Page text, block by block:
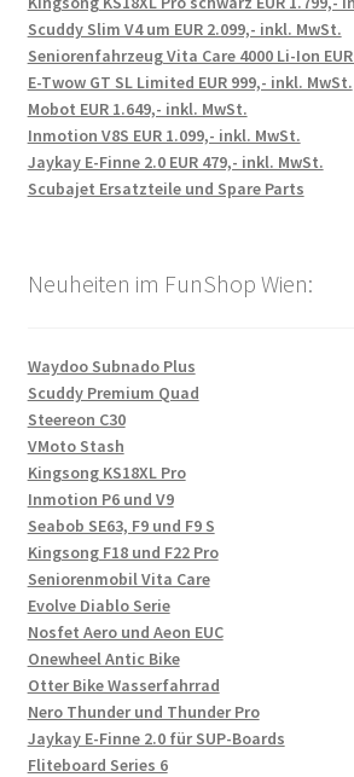
Scuddy Slim V4 um EUR 2.099,- inkl. MwSt.
Seniorenfahrzeug Vita Care 4000 Li-Ion
E-Twow GT SL Limited EUR 999,- inkl. MwSt.
Mobot EUR 1.649,- inkl. MwSt.
Inmotion V8S EUR 1.099,- inkl. MwSt.
Jaykay E-Finne 2.0 EUR 479,- inkl. MwSt.
Scubajet Ersatzteile und Spare Parts
Neuheiten im FunShop Wien:
Waydoo Subnado Plus
Scuddy Premium Quad
Steereon C30
VMoto Stash
Kingsong KS18XL Pro
Inmotion P6 und V9
Seabob SE63, F9 und F9 S
Kingsong F18 und F22 Pro
Seniorenmobil Vita Care
Evolve Diablo Serie
Nosfet Aero und Aeon EUC
Onewheel Antic Bike
Otter Bike Wasserfahrrad
Nero Thunder und Thunder Pro
Jaykay E-Finne 2.0 für SUP-Boards
Fliteboard Series 6